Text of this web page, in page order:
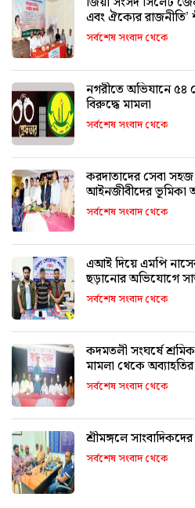
এবং ঐক্যের
সর্বশেষ সংবাদ থেকে
নগরীতে অভিযানে ৫৪
বিরুদ্ধে মামলা
সর্বশেষ সংবাদ থেকে
করদাতাদের সেবা
আইনজীবীদের ভূমিকা
সর্বশেষ সংবাদ থেকে
এআই দিয়ে এমপি
ছড়ানোর অভিযোগে
সর্বশেষ সংবাদ থেকে
কদমতলী সংঘর্ষে শ্রমিক হত্যার
মামলা থেকে
সর্বশেষ সংবাদ থেকে
শ্রীমঙ্গলে
সর্বশেষ সংবাদ থেকে